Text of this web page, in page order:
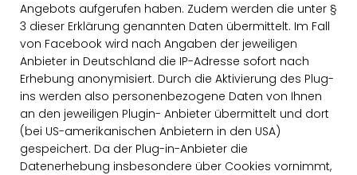
Angebots aufgerufen haben. Zudem werden die unter §
3 dieser Erklärung genannten Daten übermittelt. Im Fall
von Facebook wird nach Angaben der jeweiligen
Anbieter in Deutschland die IP-Adresse sofort nach
Erhebung anonymisiert. Durch die Aktivierung des Plug-
ins werden also personenbezogene Daten von Ihnen
an den jeweiligen Plugin- Anbieter übermittelt und dort
(bei US-amerikanischen Anbietern in den USA)
gespeichert. Da der Plug-in-Anbieter die
Datenerhebung insbesondere über Cookies vornimmt,